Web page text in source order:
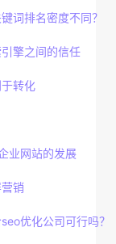
词排名密度不同？
擎之间的信任
转化
业网站的发展
销
优化公司可行吗？